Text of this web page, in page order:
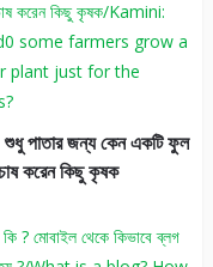
শুধু পাতার জন্য কেন একটি ফুল
করেন কিছু কৃষক